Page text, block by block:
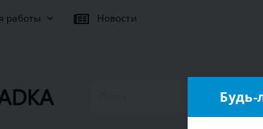
работы Новости
Будь-